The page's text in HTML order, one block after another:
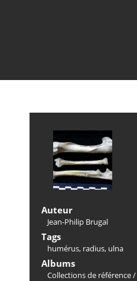
Auteur
Jean-Philip Brugal
Tags
humérus, radius, ulna
Albums
Collections de référence/